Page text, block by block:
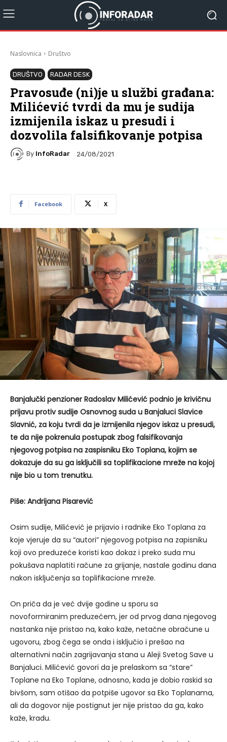
Naslovnica Društvo
DRUŠTVO RADAR DESK
Pravosuđe (ni)je u službi građana:
Milićević tvrdi da mu je sudija
izmijenila iskaz u presudi i
dozvolila falsifikovanje potpisa
By InfoRadar 24/08/2021
Facebook X
Banjalučki penzioner Radoslav Milićević podnio je krivičnu
prijavu protiv sudije Osnovnog suda u Banjaluci Slavice
Slavnić, za koju tvrdi da je izmijenila njegov iskaz u presudi,
te da nije pokrenula postupak zbog falsifikovanja
njegovog potpisa na zaspisniku Eko Toplana, kojim se
dokazuje da su ga isključili sa toplifikacione mreže na kojoj
nije bio u tom trenutku.
Piše: Andrijana Pisarević
Osim sudije, Milićević je prijavio i radnike Eko Toplana za
koje vjeruje da su “autori” njegovog potpisa na zapisniku
koji ovo preduzeće koristi kao dokaz i preko suda mu
pokušava naplatiti račune za grijanje, nastale godinu dana
nakon isključenja sa toplifikacione mreže.
On priča da je već dvije godine u sporu sa
novoformiranim preduzećem, jer od prvog dana njegovog
nastanka nije pristao na, kako kaže, netačne obračune u
ugovoru, zbog čega se onda i isključio i prešao na
alternativni način zagrijavanja stana u Aleji Svetog Save u
Banjaluci. Milićević govori da je prelaskom sa “stare”
Toplane na Eko Toplane, odnosno, kada je dobio raskid sa
bivšom, sam otišao da potpiše ugovor sa Eko Toplanama,
ali da dogovor nije postignut jer nije pristao da ga, kako
kaže, kradu.